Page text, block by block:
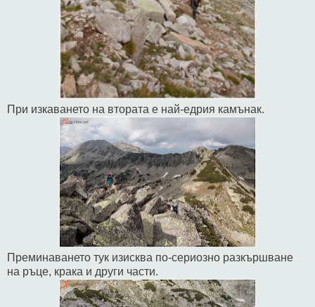
При изкаването на втората е най-едрия камънак.
Преминаването тук изисква по-сериозно разкършване
на ръце, крака и други части.